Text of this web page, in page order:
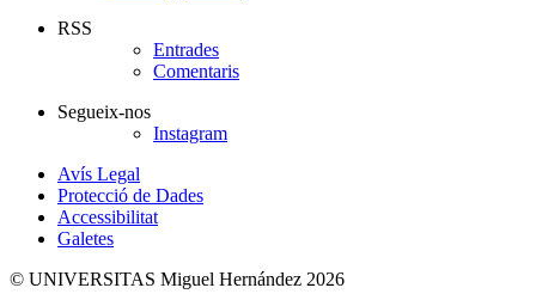
RSS
Entrades
Comentaris
Segueix-nos
Instagram
Avís Legal
Protecció de Dades
Accessibilitat
Galetes
© UNIVERSITAS Miguel Hernández 2026